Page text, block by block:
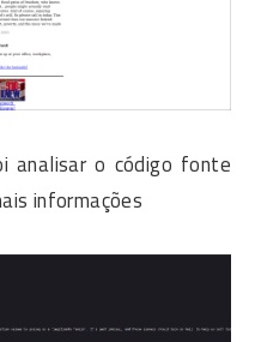
analisar o código fonte
informações